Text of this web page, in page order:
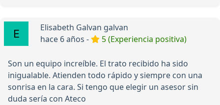
Elisabeth Galvan galvan
hace 6 años -
5 (Experiencia positiva)
Son un equipo increíble. El trato recibido ha sido
inigualable. Atienden todo rápido y siempre con una
sonrisa en la cara. Si tengo que elegir un asesor sin
duda sería con Ateco